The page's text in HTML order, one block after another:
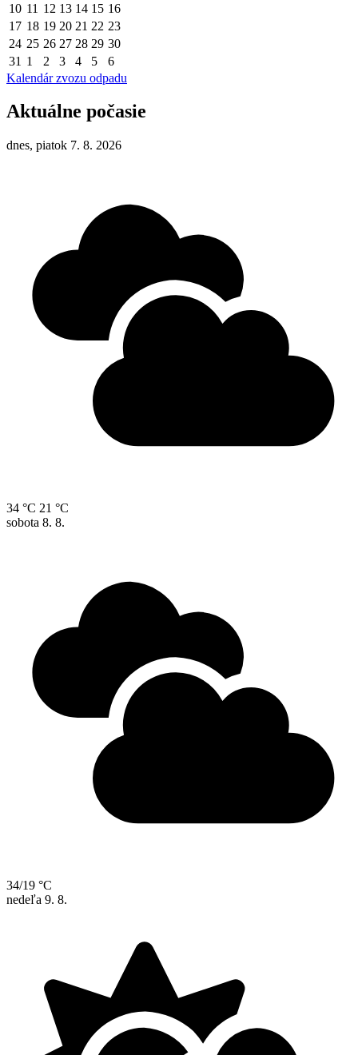
10 11 12 13 14 15 16
17 18 19 20 21 22 23
24 25 26 27 28 29 30
31 1 2 3 4 5
6
Kalendár zvozu odpadu
Aktuálne počasie
dnes, piatok 7. 8. 2026
34 °C 21 °C
sobota 8. 8.
34/19 °C
nedeľa 9. 8.